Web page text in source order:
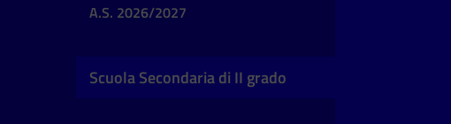
A.S. 2026/2027
Scuola Secondaria di II grado